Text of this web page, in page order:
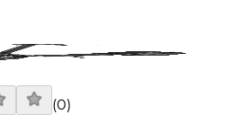
(0)